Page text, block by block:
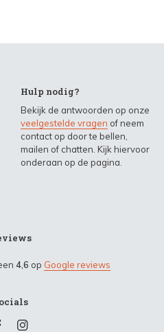
Hulp nodig?
Bekijk de antwoorden op onze
veelgestelde vragen of neem
contact op door te bellen,
mailen of chatten. Kijk hiervoor
onderaan op de pagina.
4,6 op Google reviews